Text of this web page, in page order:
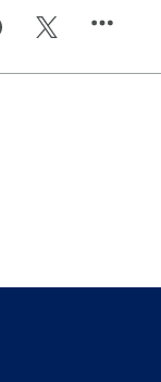
TEILEN, TEILEN,